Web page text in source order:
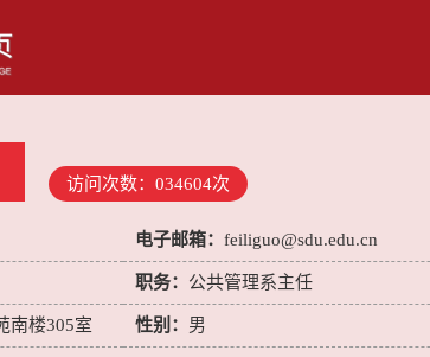
访问次数： 034604次
电子邮箱： feiliguo@sdu.edu.cn
职务： 公共管理系主任
南楼305室 性别： 男